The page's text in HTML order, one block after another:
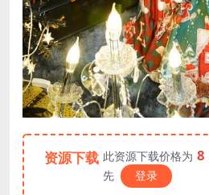
资源下载 此资源下载价格为 8
先
登录